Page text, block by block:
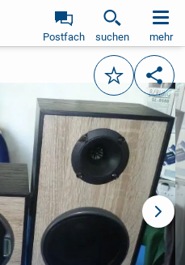
Postfach suchen mehr
Merken